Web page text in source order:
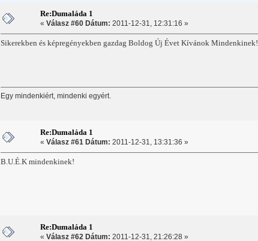
Re:Dumaláda 1
« Válasz #60 Dátum: 2011-12-31, 12:31:16 »
Sikerekben és képregényekben gazdag Boldog Új Évet Kívánok Mindenkinek!
Egy mindenkiért, mindenki egyért.
Re:Dumaláda 1
« Válasz #61 Dátum: 2011-12-31, 13:31:36 »
B.U.É.K mindenkinek!
Re:Dumaláda 1
« Válasz #62 Dátum: 2011-12-31, 21:26:28 »